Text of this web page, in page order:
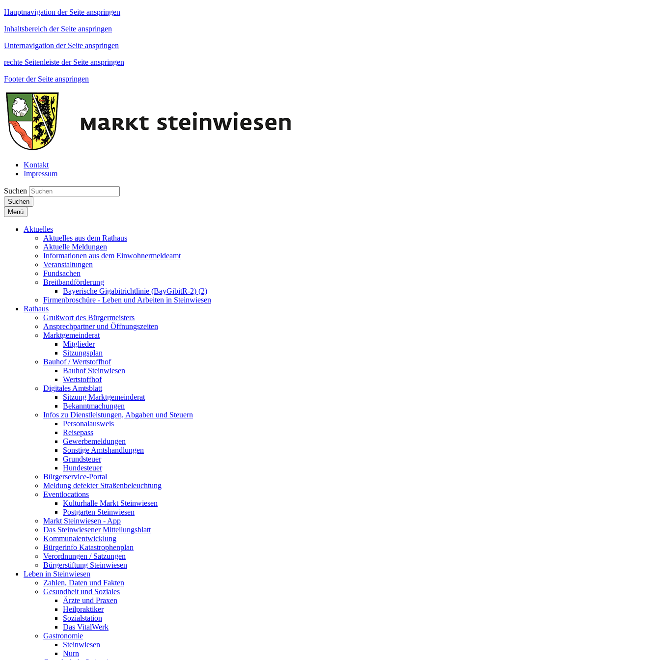
Hauptnavigation der Seite anspringen
Inhaltsbereich der Seite anspringen
Unternavigation der Seite anspringen
rechte Seitenleiste der Seite anspringen
Footer der Seite anspringen
Kontakt
Impressum
Suchen
Suchen
Menü
Aktuelles
Aktuelles aus dem Rathaus
Aktuelle Meldungen
Informationen aus dem Einwohnermeldeamt
Veranstaltungen
Fundsachen
Breitbandförderung
Bayerische Gigabitrichtlinie (BayGibitR-2) (2)
Firmenbroschüre - Leben und Arbeiten in Steinwiesen
Rathaus
Grußwort des Bürgermeisters
Ansprechpartner und Öffnungszeiten
Marktgemeinderat
Mitglieder
Sitzungsplan
Bauhof / Wertstoffhof
Bauhof Steinwiesen
Wertstoffhof
Digitales Amtsblatt
Sitzung Marktgemeinderat
Bekanntmachungen
Infos zu Dienstleistungen, Abgaben und Steuern
Personalausweis
Reisepass
Gewerbemeldungen
Sonstige Amtshandlungen
Grundsteuer
Hundesteuer
Bürgerservice-Portal
Meldung defekter Straßenbeleuchtung
Eventlocations
Kulturhalle Markt Steinwiesen
Postgarten Steinwiesen
Markt Steinwiesen - App
Das Steinwiesener Mitteilungsblatt
Kommunalentwicklung
Bürgerinfo Katastrophenplan
Verordnungen / Satzungen
Bürgerstiftung Steinwiesen
Leben in Steinwiesen
Zahlen, Daten und Fakten
Gesundheit und Soziales
Ärzte und Praxen
Heilpraktiker
Sozialstation
Das VitalWerk
Gastronomie
Steinwiesen
Nurn